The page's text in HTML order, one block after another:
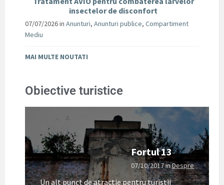
insectelor de disconfort
07/07/2026in Anunturi, Anunturi publice, Compartiment
Mediu
MAI MULTE NOUTATI
Obiective turistice
Fortul 13
07/10/2017inDespre
Un alt punct de atractie pentru turistii